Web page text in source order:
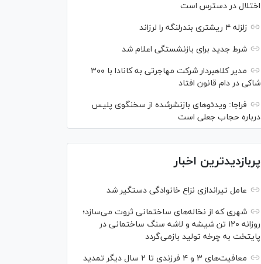
اختلال در دسترس است
زلزله ۴ ریشتری بندرلنگه را لرزاند
شرط جدید برای بازنشستگی اعلام شد
مدیر کلاهبردار شرکت مهاجرتی به کانادا با ۳۰۰
شاکی در دام قانون افتاد
فراجا: ویدئو‌های بازنشرشده از سخنگوی پلیس
درباره حجاب جعلی است
پربازدیدترین اخبار
عامل تیراندازی نزاع خانوادگی دستگیر شد
شهری که از نخاله‌های ساختمانی ثروت می‌سازد؛
روزانه ۱۲۰ تن شیشه و لاشه سنگ ساختمانی در
پایتخت به چرخه تولید بازمی‌گردد
معافیت‌های ۳ و ۴ فرزندی تا ۲ سال دیگر تمدید